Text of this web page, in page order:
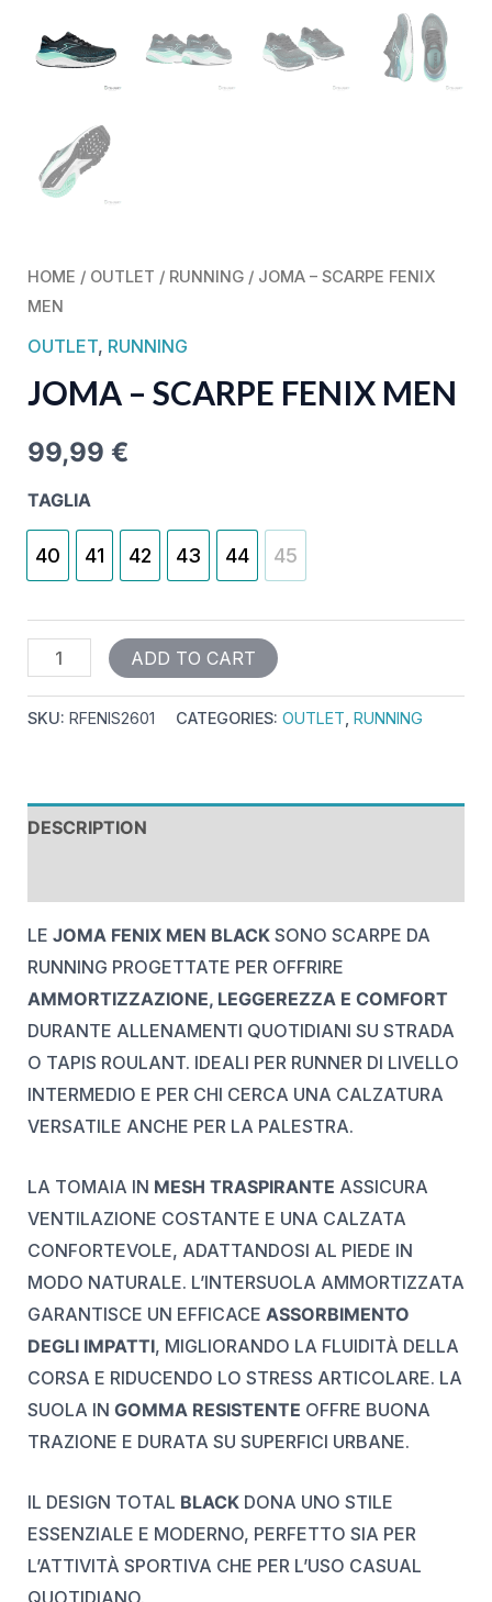
HOME / OUTLET / RUNNING/ JOMA – SCARPE FENIX
MEN
OUTLET, RUNNING
JOMA – SCARPE FENIX MEN
99,99 €
TAGLIA
40 41 42 43 44 45
ADD TO CART
SKU: RFENIS2601 CATEGORIES: OUTLET, RUNNING
DESCRIPTION
LE JOMA FENIX MEN BLACKSONO SCARPE DA
RUNNING PROGETTATE PER OFFRIRE
AMMORTIZZAZIONE, LEGGEREZZA E COMFORT
DURANTE ALLENAMENTI QUOTIDIANI SU STRADA
O TAPIS ROULANT. IDEALI PER RUNNER DI LIVELLO
INTERMEDIO E PER CHI CERCA UNA CALZATURA
VERSATILE ANCHE PER LA PALESTRA.
LA TOMAIA IN MESH TRASPIRANTE ASSICURA
VENTILAZIONE COSTANTE E UNA CALZATA
CONFORTEVOLE, ADATTANDOSI AL PIEDE IN
MODO NATURALE. L’INTERSUOLA AMMORTIZZATA
GARANTISCE UN EFFICACE ASSORBIMENTO
DEGLI IMPATTI, MIGLIORANDO LA FLUIDITÀ DELLA
CORSA E RIDUCENDO LO STRESS ARTICOLARE. LA
SUOLA IN GOMMA RESISTENTE OFFRE BUONA
TRAZIONE E DURATA SU SUPERFICI URBANE.
IL DESIGN TOTAL BLACKDONA UNO STILE
ESSENZIALE E MODERNO, PERFETTO SIA PER
L’ATTIVITÀ SPORTIVA CHE PER L’USO CASUAL
QUOTIDIANO.